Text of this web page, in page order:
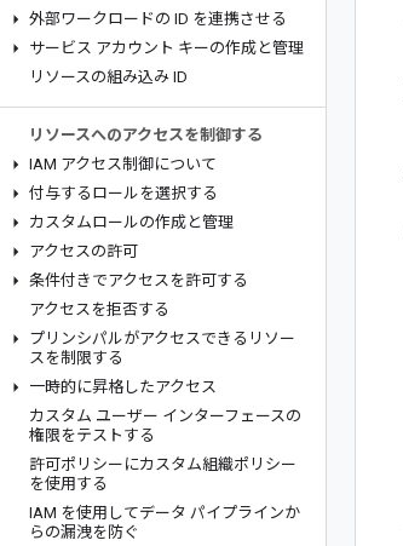
外部ワークロードの ID を連携させる
サービス アカウント キーの作成と管理
リソースの組み込み ID
リソースへのアクセスを制御する
IAM アクセス制御について
付与するロールを選択する
カスタムロールの作成と管理
アクセスの許可
条件付きでアクセスを許可する
アクセスを拒否する
プリンシパルがアクセスできるリソー
スを制限する
一時的に昇格したアクセス
カスタム ユーザー インターフェースの
権限をテストする
許可ポリシーにカスタム組織ポリシー
を使用する
IAM を使用してデータ パイプラインか
らの漏洩を防ぐ